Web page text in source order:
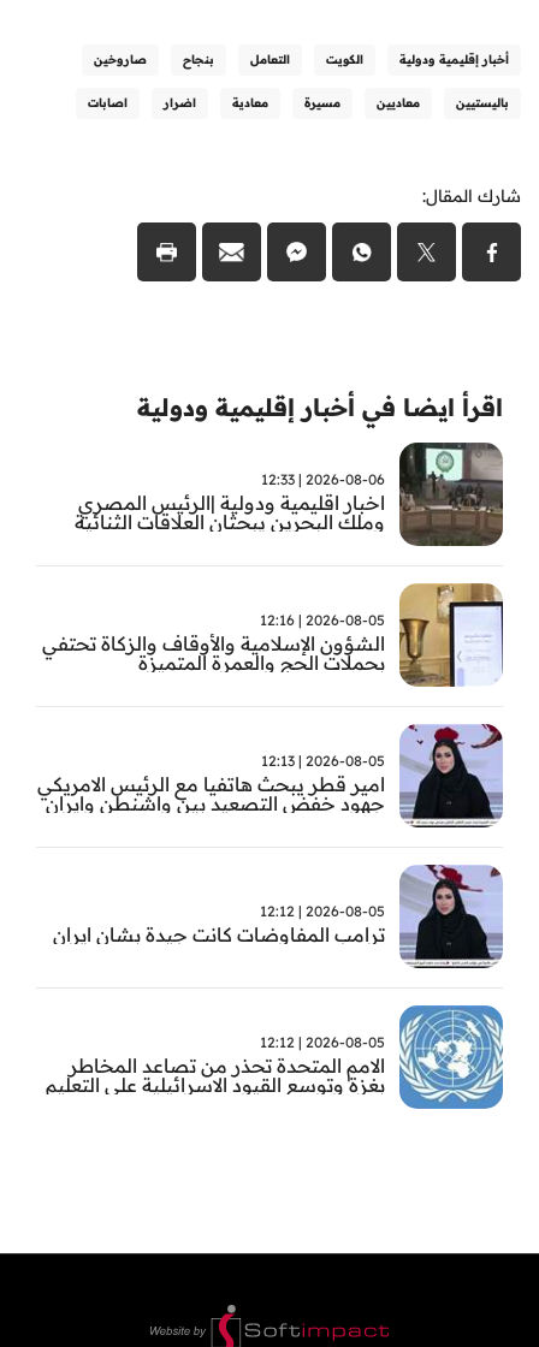
أخبار إقليمية ودولية الكويت التعامل بنجاح صاروخين
باليستيين معاديين مسيرة معادية اضرار اصابات
شارك المقال:
اقرأ ايضا في أخبار إقليمية ودولية
2026-08-06 | 12:33
اخبار اقليمية ودولية |الرئيس المصري
وملك البحرين يبحثان العلاقات الثنائية
2026-08-05 | 12:16
الشؤون الإسلامية والأوقاف والزكاة تحتفي
بحملات الحج والعمرة المتميزة
2026-08-05 | 12:13
امير قطر يبحث هاتفيا مع الرئيس الامريكي
جهود خفض التصعيد بين واشنطن وايران
2026-08-05 | 12:12
ترامب المفاوضات كانت جيدة بشان ايران
2026-08-05 | 12:12
الامم المتحدة تحذر من تصاعد المخاطر
بغزة وتوسع القيود الاسرائيلية على التعليم